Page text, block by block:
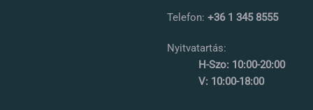
Telefon: +36 1 345 8555
Nyitvatartás:
H-Szo: 10:00-20:00
V: 10:00-18:00